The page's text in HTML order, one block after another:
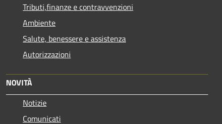
Tributi,finanze e contravvenzioni
Ambiente
Salute, benessere e assistenza
Autorizzazioni
NOVITÀ
Notizie
Comunicati